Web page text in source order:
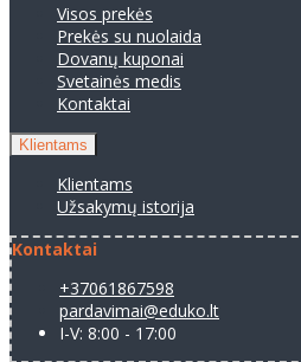
Visos prekės
Prekės su nuolaida
Dovanų kuponai
Svetainės medis
Kontaktai
Klientams
Klientams
Užsakymų istorija
Kontaktai
+37061867598
pardavimai@eduko.lt
I-V: 8:00 - 17:00